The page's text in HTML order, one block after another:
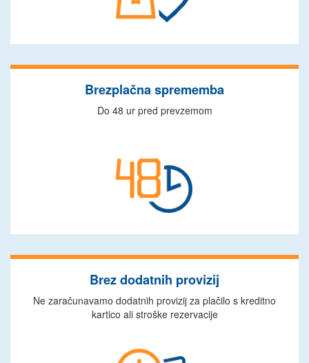
Brezplačna sprememba
Do 48 ur pred prevzemom
Brez dodatnih provizij
Ne zaračunavamo dodatnih provizij za plačilo s kreditno
kartico ali stroške rezervacije